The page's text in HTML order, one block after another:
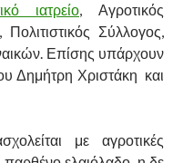
ιατρείο , Αγροτικός
Σύλλογος,
Επίσης υπάρχουν
Δημήτρη Χριστάκη και
με αγροτικές